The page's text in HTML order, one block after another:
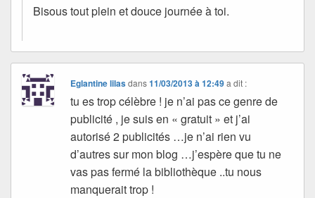
Bisous tout plein et douce journée à toi.
Eglantine lilasdans11/03/2013 à 12:49 a dit :
tu es trop célèbre ! je n’ai pas ce genre de
publicité , je suis en « gratuit » et j’ai
autorisé 2 publicités …je n’ai rien vu
d’autres sur mon blog …j’espère que tu ne
vas pas fermé la bibliothèque ..tu nous
manquerait trop !